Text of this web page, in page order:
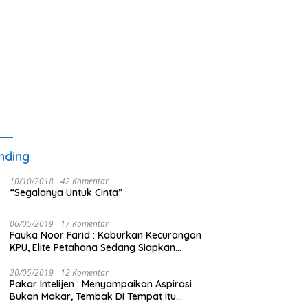
10/10/2018 42 Komentar
“Segalanya Untuk Cinta”
06/05/2019 17 Komentar
Fauka Noor Farid : Kaburkan Kecurangan
KPU, Elite Petahana Sedang Siapkan
20/05/2019 12 Komentar
Pakar Intelijen : Menyampaikan Aspirasi
Bukan Makar, Tembak Di Tempat Itu